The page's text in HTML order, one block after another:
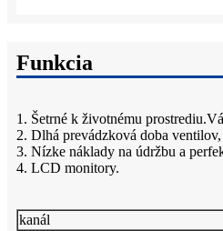
Funkcia
1. Šetrné k životnému
2. Dlhá prevádzková doba
3. Nízke náklady na údržbu a
4. LCD monitory.
kanál